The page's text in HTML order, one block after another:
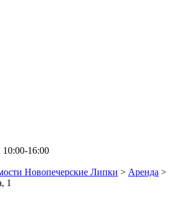
10:00-16:00
Новопечерские Липки > Аренда >
1